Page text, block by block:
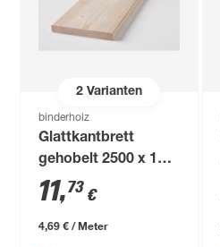
2Varianten
binderholz
Glattkantbrett
gehobelt 2500 x 170
x 18 mm
11,73 €
4,69 € / Meter